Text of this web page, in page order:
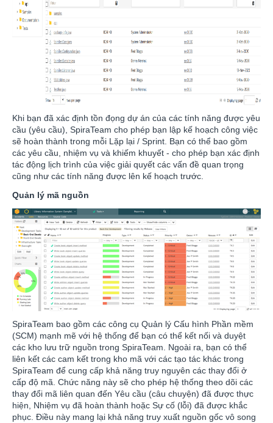
Khi bạn đã xác định tồn đọng dự án của các tính năng được yêu
cầu (yêu cầu), SpiraTeam cho phép bạn lập kế hoạch công việc
sẽ hoàn thành trong mỗi Lặp lại / Sprint. Bạn có thể bao gồm
các yêu cầu, nhiệm vụ và khiếm khuyết - cho phép bạn xác định
tác động lịch trình của việc giải quyết các vấn đề quan trọng
cũng như các tính năng được lên kế hoạch trước.
Quản lý mã nguồn
SpiraTeam bao gồm các công cụ Quản lý Cấu hình Phần mềm
(SCM) mạnh mẽ với hệ thống để bạn có thể kết nối và duyệt
các kho lưu trữ nguồn trong SpiraTeam. Ngoài ra, bạn có thể
liên kết các cam kết trong kho mã với các tạo tác khác trong
SpiraTeam để cung cấp khả năng truy nguyên các thay đổi ở
cấp độ mã. Chức năng này sẽ cho phép hệ thống theo dõi các
thay đổi mã liên quan đến Yêu cầu (câu chuyện) đã được thực
hiện, Nhiệm vụ đã hoàn thành hoặc Sự cố (lỗi) đã được khắc
phục. Điều này mang lại khả năng truy xuất nguồn gốc vô song